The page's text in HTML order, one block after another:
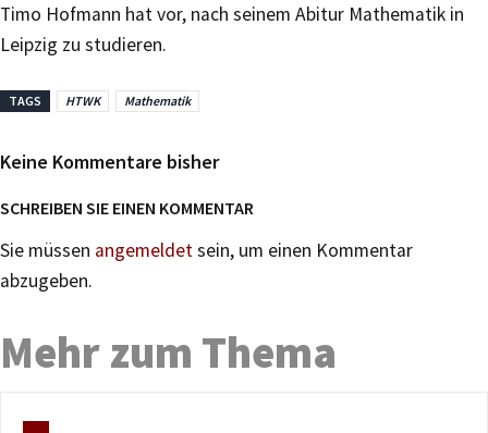
Timo Hofmann hat vor, nach seinem Abitur Mathematik in
Leipzig zu studieren.
TAGS HTWK Mathematik
Keine Kommentare bisher
SCHREIBEN SIE EINEN KOMMENTAR
Sie müssen angemeldetsein, um einen Kommentar
abzugeben.
Mehr zum Thema